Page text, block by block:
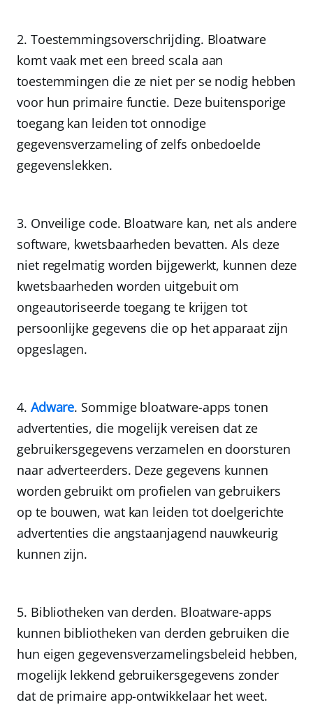
Toestemmingsoverschrijding. Bloatware
komt vaak met een breed scala aan
toestemmingen die ze niet per se nodig hebben
voor hun primaire functie. Deze buitensporige
toegang kan leiden tot onnodige
gegevensverzameling of zelfs onbedoelde
gegevenslekken.
Onveilige code. Bloatware kan, net als andere
software, kwetsbaarheden bevatten. Als deze
niet regelmatig worden bijgewerkt, kunnen deze
kwetsbaarheden worden uitgebuit om
ongeautoriseerde toegang te krijgen tot
persoonlijke gegevens die op het apparaat zijn
opgeslagen.
Adware. Sommige bloatware-apps tonen
advertenties, die mogelijk vereisen dat ze
gebruikersgegevens verzamelen en doorsturen
naar adverteerders. Deze gegevens kunnen
worden gebruikt om profielen van gebruikers
op te bouwen, wat kan leiden tot doelgerichte
advertenties die angstaanjagend nauwkeurig
kunnen zijn.
Bibliotheken van derden. Bloatware-apps
kunnen bibliotheken van derden gebruiken die
hun eigen gegevensverzamelingsbeleid hebben,
mogelijk lekkend gebruikersgegevens zonder
dat de primaire app-ontwikkelaar het weet.